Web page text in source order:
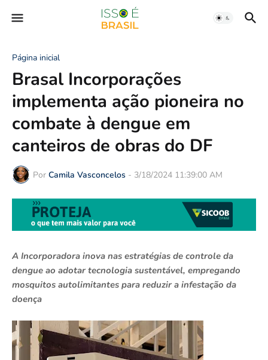
Página inicial
Brasal Incorporações
implementa ação pioneira no
combate à dengue em
canteiros de obras do DF
Por Camila Vasconcelos - 3/18/2024 11:39:00 AM
A Incorporadora inova nas estratégias de controle da
dengue ao adotar tecnologia sustentável, empregando
mosquitos autolimitantes para reduzir a infestação da
doença